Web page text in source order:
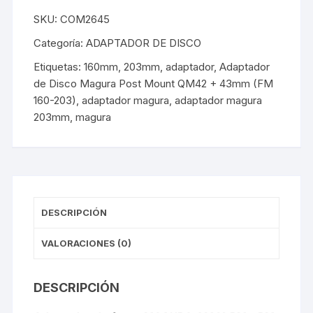
QM42
43mm
(FM
160-
203)
34
SKU:COM2645
Categoría:ADAPTADOR DE DISCO
Etiquetas:160mm,203mm,adaptador,Adaptador
de Disco Magura Post Mount QM42 + 43mm (FM
160-203),adaptador magura,adaptador magura
203mm,magura
DESCRIPCIÓN
VALORACIONES (0)
DESCRIPCIÓN